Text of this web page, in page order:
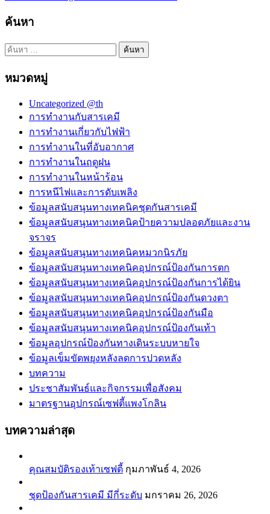
เรื่อง
ค้นหา
ค้นหา
หมวดหมู่
Uncategorized @th
การทำงานกับสารเคมี
การทำงานเกี่ยวกับไฟฟ้า
การทำงานในที่อับอากาศ
การทำงานในฤดูฝน
การทำงานในหน้าร้อน
การหนีไฟและการดับเพลิง
ข้อมูลสนับสนุนทางเทคนิคชุดกันสารเคมี
ข้อมูลสนับสนุนทางเทคนิคป้ายความปลอดภัยและงาน
จราจร
ข้อมูลสนับสนุนทางเทคนิคหมวกนิรภัย
ข้อมูลสนับสนุนทางเทคนิคอุปกรณ์ป้องกันการตก
ข้อมูลสนับสนุนทางเทคนิคอุปกรณ์ป้องกันการได้ยิน
ข้อมูลสนับสนุนทางเทคนิคอุปกรณ์ป้องกันดวงตา
ข้อมูลสนับสนุนทางเทคนิคอุปกรณ์ป้องกันมือ
ข้อมูลสนับสนุนทางเทคนิคอุปกรณ์ป้องกันเท้า
ข้อมูลอุปกรณ์ป้องกันทางเดินระบบหายใจ
ข้อมูลเข็มขัดพยุงหลังลดการปวดหลัง
บทความ
ประชาสัมพันธ์และกิจกรรมเพื่อสังคม
มาตรฐานอุปกรณ์เซฟตี้แพงโกลิน
บทความล่าสุด
คุณสมบัติรองเท้าเซฟตี้ กุมภาพันธ์ 4, 2026
ชุดป้องกันสารเคมี มีกี่ระดับ มกราคม 26, 2026